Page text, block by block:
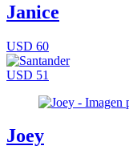
Janice
USD 60
USD 51
Joey